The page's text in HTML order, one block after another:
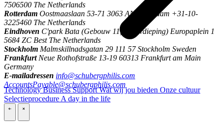
TechnologyBusinessSupportWat wij jou bieden Onze cultuur
Selectieprocedure A day in the life
7506500 The Netherlands
Rotterdam Oostmaaslaan 53-71 3063 AN Rotterdam +31-10-
3225460 The Netherlands
Eindhoven C'park Bata (Gebouw 11, 1e verdieping) Europaplein 1
5684 ZC Best The Netherlands
Stockholm Malmskillnadsgatan 29 111 57 Stockholm Sweden
Frankfurt Neue Rothofstraße 13-19 60313 Frankfurt am Main
Germany
E-mailadressen info@schubergphilis.com
AccountsPayable@schubergphilis.com